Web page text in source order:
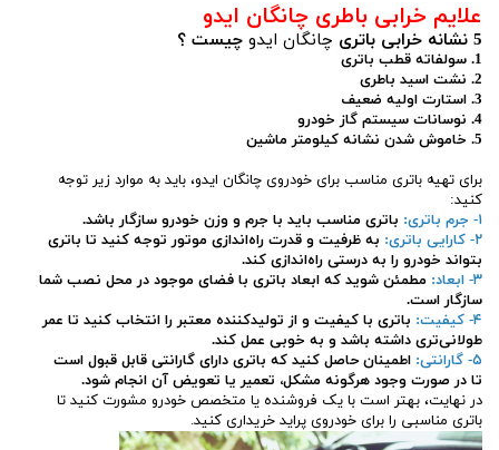
علایم خرابی باطری چانگان ایدو
5 نشانه خرابی باتری چانگان ایدو چیست ؟
1. سولفاته قطب باتری
2. نشت اسید باطری
3. استارت اولیه ضعیف
4. نوسانات سیستم گاز خودرو
5. خاموش شدن نشانه کیلومتر ماشین
برای تهیه باتری مناسب برای خودروی چانگان ایدو، باید به موارد زیر توجه
کنید:
۱- جرم باتری:
باتری مناسب باید با جرم و وزن خودرو سازگار باشد.
۲- کارایی باتری:
به ظرفیت و قدرت راه‌اندازی موتور توجه کنید تا باتری
بتواند خودرو را به درستی راه‌اندازی کند.
۳- ابعاد:
مطمئن شوید که ابعاد باتری با فضای موجود در محل نصب شما
سازگار است.
۴- کیفیت:
باتری با کیفیت و از تولیدکننده معتبر را انتخاب کنید تا عمر
طولانی‌تری داشته باشد و به خوبی عمل کند.
۵- گارانتی:
اطمینان حاصل کنید که باتری دارای گارانتی قابل قبول است
تا در صورت وجود هرگونه مشکل، تعمیر یا تعویض آن انجام شود.
در نهایت، بهتر است با یک فروشنده یا متخصص خودرو مشورت کنید تا
باتری مناسبی را برای خودروی پراید خریداری کنید.